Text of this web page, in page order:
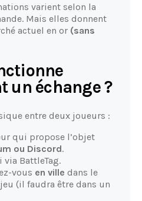
varient selon la
Mais elles donnent
actuel en or (sans
un échange ?
entre deux joueurs :
qui propose l’objet
ou Discord.
via BattleTag.
vous en ville dans le
(il faudra être dans un